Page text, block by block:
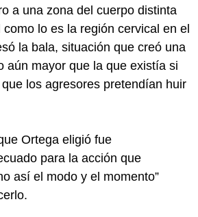
a una zona del cuerpo distinta
lo es la región cervical en el
la bala, situación que creó una
aún mayor que la que existía si
los agresores pretendían huir
Ortega eligió fue
para la acción que
así el modo y el momento”